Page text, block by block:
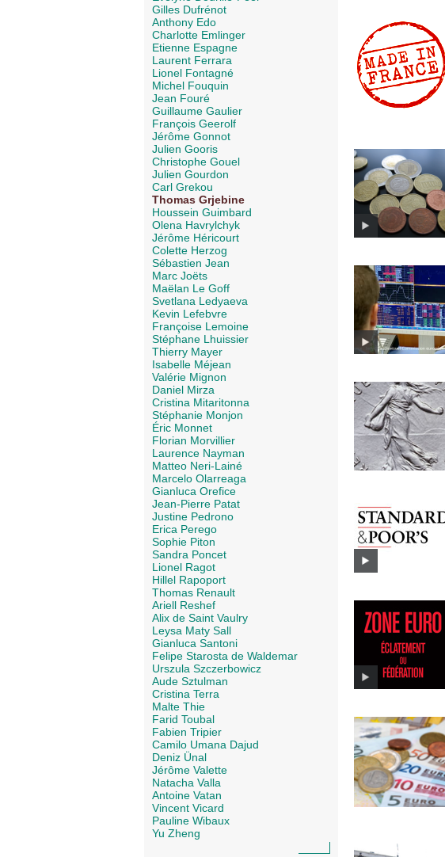
Gilles Dufrénot
Anthony Edo
Charlotte Emlinger
Etienne Espagne
Laurent Ferrara
Lionel Fontagné
Michel Fouquin
Jean Fouré
Guillaume Gaulier
François Geerolf
Jérôme Gonnot
Julien Gooris
Christophe Gouel
Julien Gourdon
Carl Grekou
Thomas Grjebine
Houssein Guimbard
Olena Havrylchyk
Jérôme Héricourt
Colette Herzog
Sébastien Jean
Marc Joëts
Maëlan Le Goff
Svetlana Ledyaeva
Kevin Lefebvre
Françoise Lemoine
Stéphane Lhuissier
Thierry Mayer
Isabelle Méjean
Valérie Mignon
Daniel Mirza
Cristina Mitaritonna
Stéphanie Monjon
Éric Monnet
Florian Morvillier
Laurence Nayman
Matteo Neri-Lainé
Marcelo Olarreaga
Gianluca Orefice
Jean-Pierre Patat
Justine Pedrono
Erica Perego
Sophie Piton
Sandra Poncet
Lionel Ragot
Hillel Rapoport
Thomas Renault
Ariell Reshef
Alix de Saint Vaulry
Leysa Maty Sall
Gianluca Santoni
Felipe Starosta de Waldemar
Urszula Szczerbowicz
Aude Sztulman
Cristina Terra
Malte Thie
Farid Toubal
Fabien Tripier
Camilo Umana Dajud
Deniz Ünal
Jérôme Valette
Natacha Valla
Antoine Vatan
Vincent Vicard
Pauline Wibaux
Yu Zheng